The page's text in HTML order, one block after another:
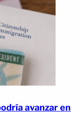
avanzar en